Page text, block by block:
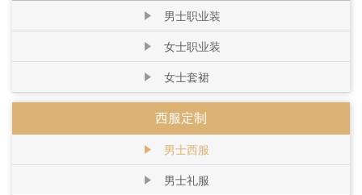
男士职业装
女士职业装
女士套裙
西服定制
男士西服
男士礼服